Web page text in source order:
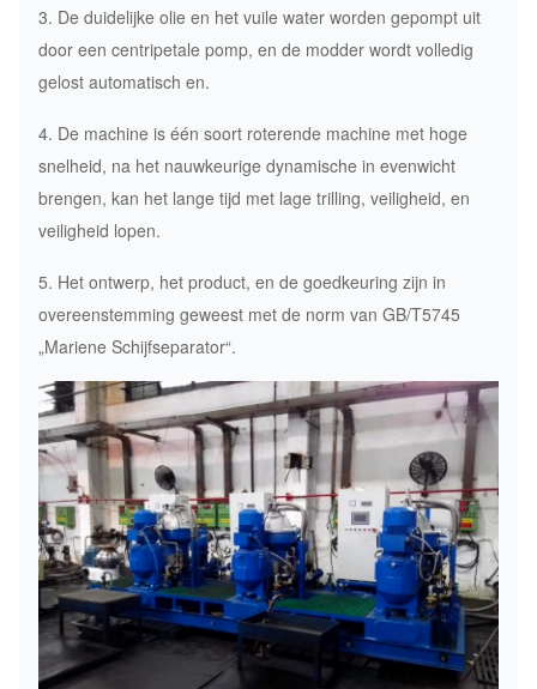
3. De duidelijke olie en het vuile water worden gepompt uit
door een centripetale pomp, en de modder wordt volledig
gelost automatisch en.
4. De machine is één soort roterende machine met hoge
snelheid, na het nauwkeurige dynamische in evenwicht
brengen, kan het lange tijd met lage trilling, veiligheid, en
veiligheid lopen.
5. Het ontwerp, het product, en de goedkeuring zijn in
overeenstemming geweest met de norm van GB/T5745
„Mariene Schijfseparator“.